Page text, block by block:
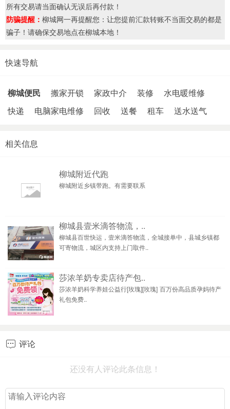
所有交易请当面确认无误后再付款！
防骗提醒： 柳城网一再提醒您：让您提前汇款转账不当面交易的都是
骗子！请确保交易地点在柳城本地！
快速导航
柳城便民 搬家开锁 家政中介 装修
水电暖维修
快递
电脑家电维修 回收 送餐 租车 送水送气
相关信息
柳城附近代跑
柳城附近乡镇带跑。有需要联系
柳城县壹米滴答物流，..
柳城县百世快运，壹米滴答物流，全城接单中，县城乡镇都
可寄物流，城区内支持上门取件..
莎浓羊奶专卖店待产包..
莎浓羊奶科学养娃公益行[玫瑰][玫瑰]​‎͏ 百万份高品质孕妈待产
礼包免费..
 评论
还没有人评论此条信息！